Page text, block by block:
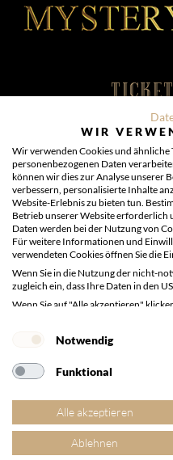
+49 40
E-Mail
Weitere
WIR
Wir verwenden Cookies und
personenbezogenen Daten
können wir dies zur Analyse unserer
verbessern, personalisierte Inhalte
Website-Erlebnis zu bieten tun.
Betrieb unserer Website erforderlich
Daten werden bei der Nutzung von
Für weitere Informationen und
verwendeten Cookies öffnen Sie die
Wenn Sie in die Nutzung der nicht-
zugleich ein, dass Ihre Daten in den
Wenn Sie auf "Alle akzeptieren"
vorgenannten Umfang ein. Diese
und bearbeiten, indem Sie:
Notwendig
Funktional
Alle akzeptieren
Ablehnen